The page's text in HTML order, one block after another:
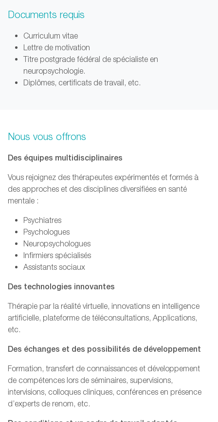
Documents requis
Curriculum vitae
Lettre de motivation
Titre postgrade fédéral de spécialiste en
neuropsychologie.
Diplômes, certificats de travail, etc.
Nous vous offrons
Des équipes multidisciplinaires
Vous rejoignez des thérapeutes expérimentés et formés à
des approches et des disciplines diversifiées en santé
mentale :
Psychiatres
Psychologues
Neuropsychologues
Infirmiers spécialisés
Assistants sociaux
Des technologies innovantes
Thérapie par la réalité virtuelle, innovations en intelligence
artificielle, plateforme de téléconsultations, Applications,
etc.
Des échanges et des possibilités de développement
Formation, transfert de connaissances et développement
de compétences lors de séminaires, supervisions,
intervisions, colloques cliniques, conférences en présence
d’experts de renom, etc.